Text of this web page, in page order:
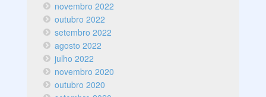
novembro 2022
outubro 2022
setembro 2022
agosto 2022
julho 2022
novembro 2020
outubro 2020